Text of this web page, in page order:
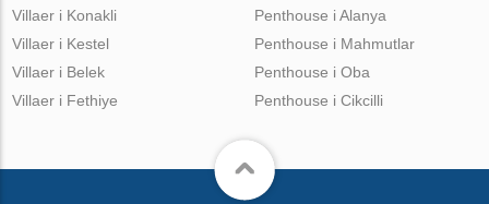
Villaer i Konakli
Villaer i Kestel
Villaer i Belek
Villaer i Fethiye
Penthouse i Alanya
Penthouse i Mahmutlar
Penthouse i Oba
Penthouse i Cikcilli